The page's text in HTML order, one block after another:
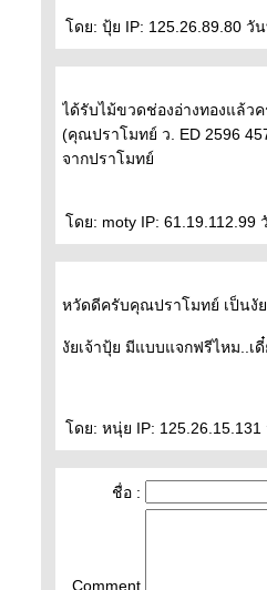
ดย: ปุ้ย IP: 125.26.89.80 วั
ได้รับไม้ขวดช่องอ่างทองแล้ว
(คุณปราโมทย์ ว. ED 2596
จากปราโมทย์
ดย: moty IP: 61.19.112.99
หวัดดีครับคุณปราโมทย์ เป็นงัย
งัยเจ้าปุ้ย มีแบบแจกฟรีไหม..เดี๋
ดย: หนุ่ย IP: 125.26.15.131
ชื่อ :
Comment